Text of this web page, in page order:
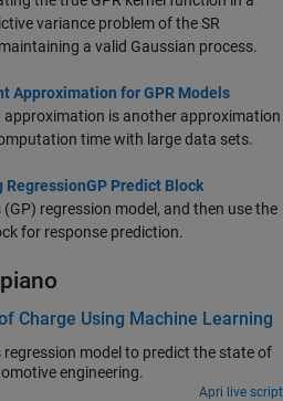
variance problem of the SR
a valid Gaussian process.
Approximation for GPR Models
approximation is another approximation
time with large data sets.
RegressionGP Predict Block
regression model, and then use the
for response prediction.
Charge Using Machine Learning
regression model to predict the state of
in automotive engineering.
Apri live script